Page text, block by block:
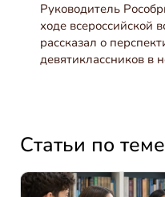
Руководитель
ходе всероссийской
рассказал о
девятиклассников в
Статьи по теме